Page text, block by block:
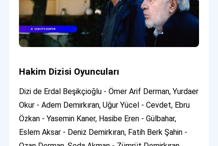
Hakim Dizisi Oyuncuları
Dizi de Erdal Beşikçioğlu - Ömer Arif Derman, Yurdaer
Okur - Adem Demirkıran, Uğur Yücel - Cevdet, Ebru
Özkan - Yasemin Kaner, Hasibe Eren - Gülbahar,
Eslem Aksar - Deniz Demirkıran, Fatih Berk Şahin -